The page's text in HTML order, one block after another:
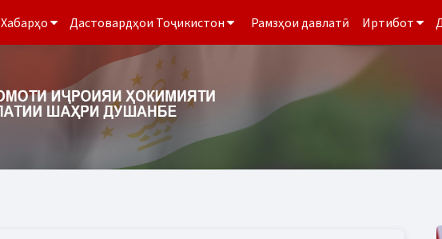
Хабарҳо Дастовардҳои Тоҷикистон Рамзҳои давлатӣ Иртибот